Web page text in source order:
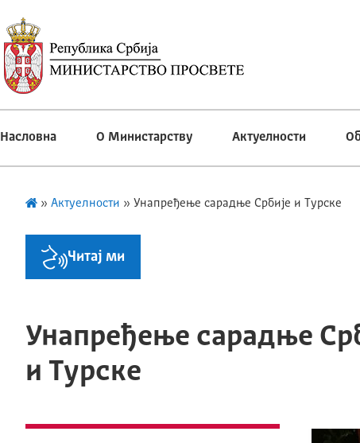
Насловна О Министарству Актуелности
» Актуелности » Унапређење сарадње Србије и Турске
Читај ми
Унапређење сарадње
и Турске